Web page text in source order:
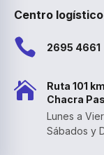
Centro logístico
 2695 4661

Ruta 101
Chacra
Lunes a
Sábados y